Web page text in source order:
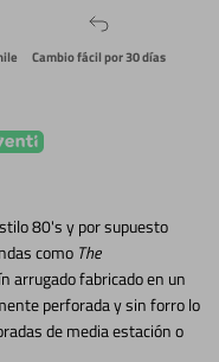
Cambio fácil por 30 días
80's y por supuesto
como The
arrugado fabricado en un
perforada y sin forro lo
de media estación o